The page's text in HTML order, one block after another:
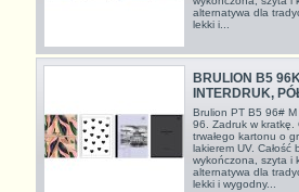
alternatywa dla
lekki i...
BRULION B5
INTERDRUK,
Brulion PT B5 96#
96. Zadruk w kratkę.
trwałego kartonu o
lakierem UV.
wykończona, szyta i
alternatywa dla
lekki i wygodny...